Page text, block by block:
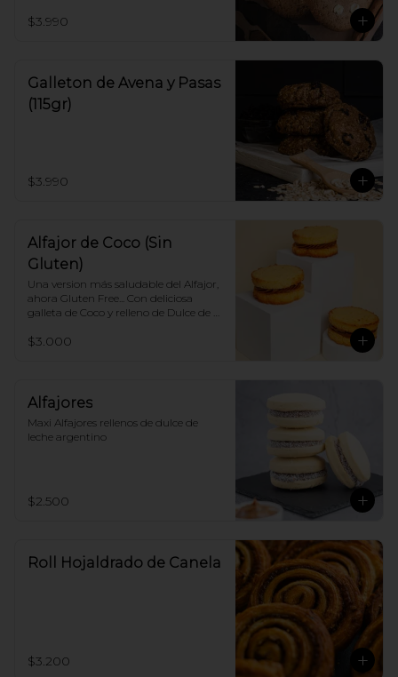
dulces toques de chocolate Blanco.
$3.990
Galleton de Avena y Pasas
(115gr)
$3.990
Alfajor de Coco (Sin
Gluten)
Una version más saludable del Alfajor,
ahora Gluten Free... Con deliciosa
galleta de Coco y relleno de Dulce de
$3.000
Alfajores
Maxi Alfajores rellenos de dulce de
leche argentino
$2.500
Roll Hojaldrado de Canela
$3.200